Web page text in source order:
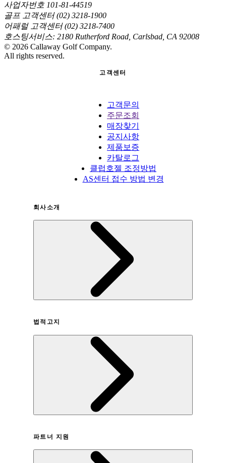
사업자번호 101-81-44519
골프 고객센터 (02) 3218-1900
어패럴 고객센터 (02) 3218-7400
호스팅서비스: 2180 Rutherford Road, Carlsbad, CA 92008
© 2026 Callaway Golf Company.
All rights reserved.
고객센터
고객문의
주문조회
매장찾기
공지사항
제품보증
카탈로그
클럽호젤 조정방법
AS센터 접수 방법 변경
회사소개
법적고지
개인정보취급방침
파트너 지원